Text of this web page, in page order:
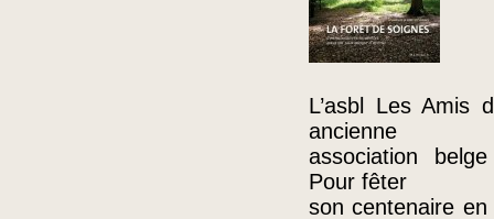
L’asbl Les Amis
ancienne
association
Pour fêter
son centenaire